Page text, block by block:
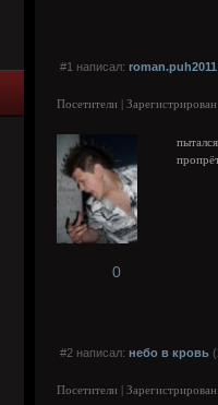
#1 написал: roman.puh2011
Посетители |
0
#2 написал: небо в кровь
Посетители |